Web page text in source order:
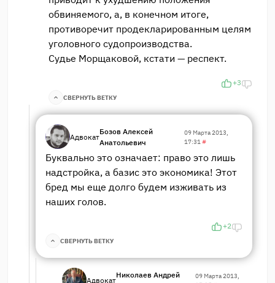
обвиняемого, а, в конечном итоге,
противоречит продекларированным целям
уголовного судопроизводства.
Судье Морщаковой, кстати — респект.
+3
СВЕРНУТЬ ВЕТКУ
Адвокат
Бозов Алексей
Анатольевич
09 Марта 2013,
17:31#
Буквально это означает: право это лишь
надстройка, а базис это экономика! Этот
бред мы еще долго будем изживать из
наших голов.
+2
СВЕРНУТЬ ВЕТКУ
Адвокат
Николаев Андрей
09 Марта 2013,